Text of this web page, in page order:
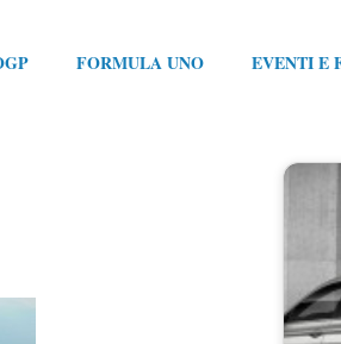
FORMULA UNO EVENTI E